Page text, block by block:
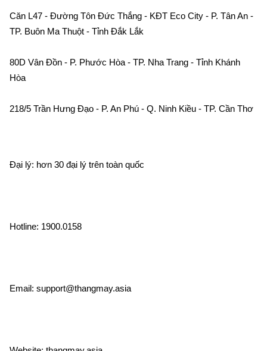
Căn L47 - Đường Tôn Đức Thắng - KĐT Eco City - P. Tân An -
TP. Buôn Ma Thuột - Tỉnh Đắk Lắk
80D Vân Đồn - P. Phước Hòa - TP. Nha Trang - Tỉnh Khánh
Hòa
218/5 Trần Hưng Đạo - P. An Phú - Q. Ninh Kiều - TP. Cần Thơ
Đại lý: hơn 30 đại lý trên toàn quốc
Hotline: 1900.0158
Email: support@thangmay.asia